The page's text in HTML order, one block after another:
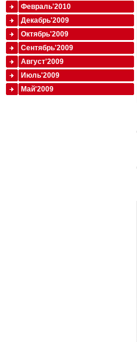
Февраль'2010
Декабрь'2009
Октябрь'2009
Сентябрь'2009
Август'2009
Июль'2009
Май'2009